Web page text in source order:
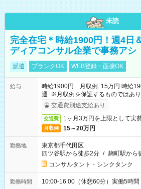
未読
完全在宅＊時給1900円！週4日
ディアコンサル企業で事務アシ
派遣 ブランクOK WEB登録・面接OK
給与
時給1900円 月収例 15万円 時給
週 ※月収例を保証するものではあ
ービス利用可（利用条件有）
交通費別途支給あり
交通費 1ヶ月3万円を上限として実
月収例 15～20万円
勤務地
東京都千代田区
四ツ谷駅から徒歩2分 / 麹町駅から
コンサルタント・シンクタンク
勤務時間 10:00-16:00（休憩60分）実働5時間